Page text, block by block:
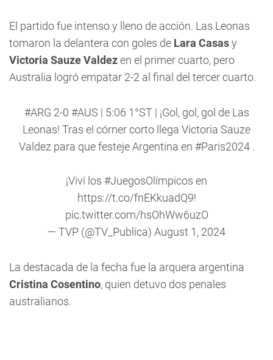
El partido fue intenso y lleno de acción. Las Leonas
tomaron la delantera con goles de Lara Casasy
Victoria Sauze Valdezen el primer cuarto, pero
Australia logró empatar 2-2 al final del tercer cuarto.
#ARG 2-0 #AUS | 5:06 1°ST | ¡Gol, gol, gol de Las
Leonas! Tras el córner corto llega Victoria Sauze
Valdez para que festeje Argentina en #Paris2024.
¡Viví los #JuegosOlímpicos en
https://t.co/fnEKkuadQ9!
pic.twitter.com/hsOhWw6uzO
— TVP (@TV_Publica) August 1, 2024
La destacada de la fecha fue la arquera argentina
Cristina Cosentino, quien detuvo dos penales
australianos.